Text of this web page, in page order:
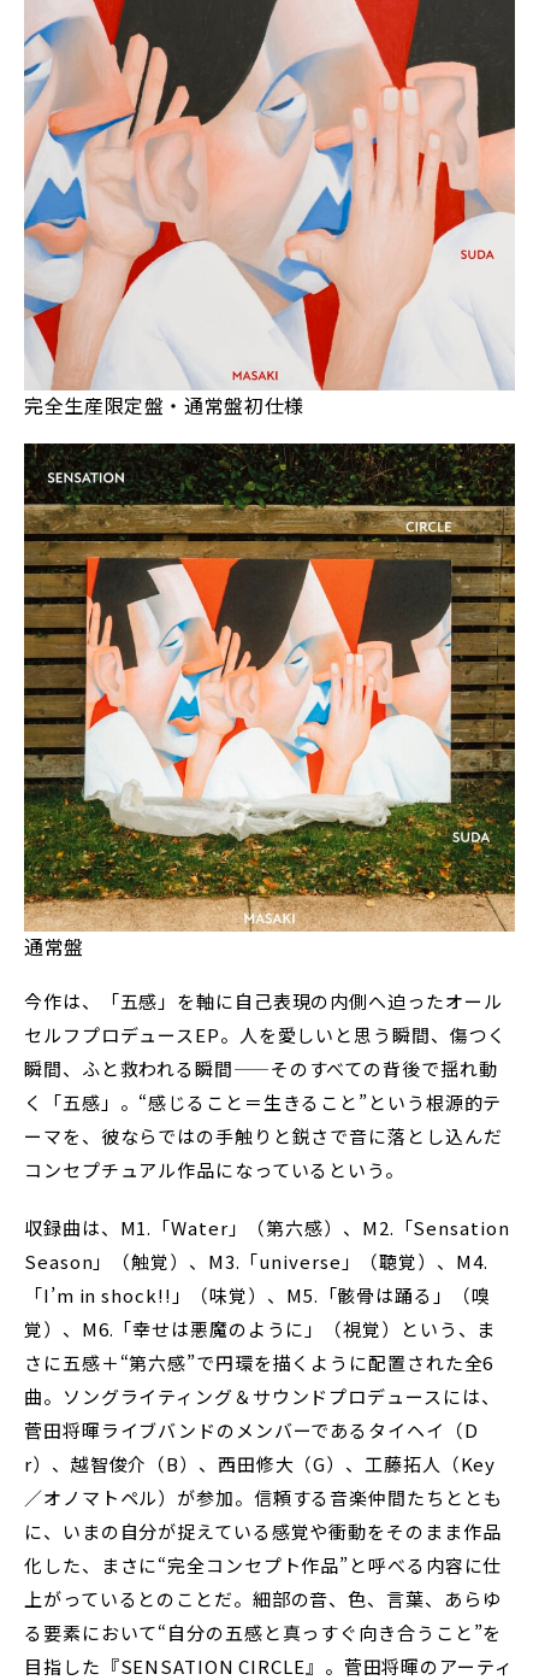
完全生産限定盤・通常盤初仕様
通常盤
今作は、「五感」を軸に自己表現の内側へ迫ったオール
セルフプロデュースEP。人を愛しいと思う瞬間、傷つく
瞬間、ふと救われる瞬間——そのすべての背後で揺れ動
く「五感」。“感じること＝生きること”という根源的テ
ーマを、彼ならではの手触りと鋭さで音に落とし込んだ
コンセプチュアル作品になっているという。
収録曲は、M1.「Water」（第六感）、M2.「Sensation
Season」（触覚）、M3.「universe」（聴覚）、M4.
「I’m in shock!!」（味覚）、M5.「骸骨は踊る」（嗅
覚）、M6.「幸せは悪魔のように」（視覚）という、ま
さに五感＋“第六感”で円環を描くように配置された全6
曲。ソングライティング＆サウンドプロデュースには、
菅田将暉ライブバンドのメンバーであるタイヘイ（D
r）、越智俊介（B）、西田修大（G）、工藤拓人（Key
／オノマトペル）が参加。信頼する音楽仲間たちととも
に、いまの自分が捉えている感覚や衝動をそのまま作品
化した、まさに“完全コンセプト作品”と呼べる内容に仕
上がっているとのことだ。細部の音、色、言葉、あらゆ
る要素において“自分の五感と真っすぐ向き合うこと”を
目指した『SENSATION CIRCLE』。菅田将暉のアーティ